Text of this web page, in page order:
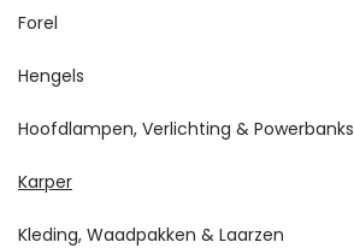
Forel
Hengels
Hoofdlampen, Verlichting & Powerbanks
Karper
Kleding, Waadpakken & Laarzen